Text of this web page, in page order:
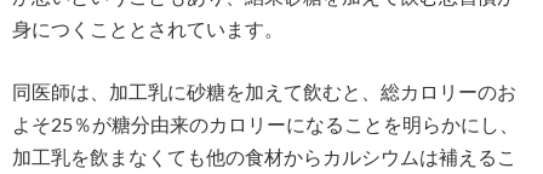
身につくこととされています。
同医師は、加工乳に砂糖を加えて飲むと、総カロリーのお
よそ25％が糖分由来のカロリーになることを明らかにし、
加工乳を飲まなくても他の食材からカルシウムは補えるこ